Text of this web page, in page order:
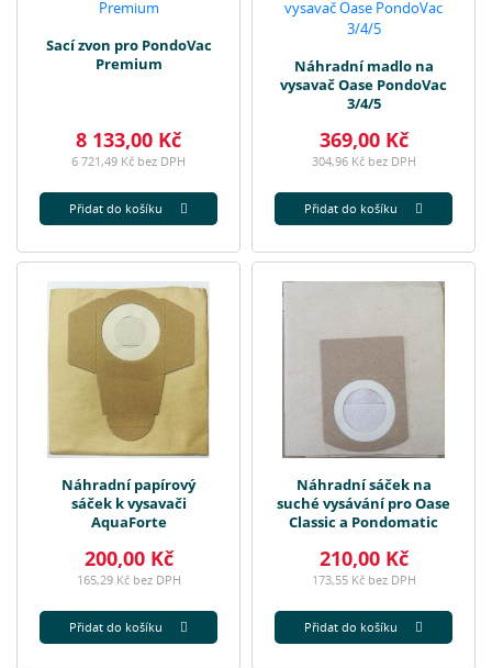
Sací zvon pro PondoVac
Premium
8 133,00 Kč
6 721,49 Kč bez DPH
Přidat do košíku
Náhradní madlo na
vysavač Oase PondoVac
3/4/5
369,00 Kč
304,96 Kč bez DPH
Přidat do košíku
Náhradní papírový
sáček k vysavači
AquaForte
200,00 Kč
165,29 Kč bez DPH
Přidat do košíku
Náhradní sáček na
suché vysávání pro Oase
Classic a Pondomatic
210,00 Kč
173,55 Kč bez DPH
Přidat do košíku